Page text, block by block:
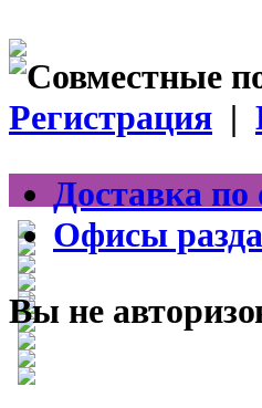
Регистрация |
Доставка по
Офисы
Вы не